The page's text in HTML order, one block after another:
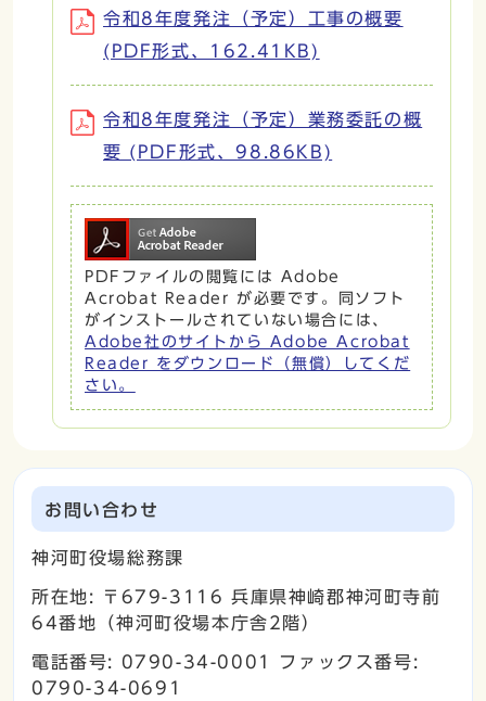
令和8年度発注（予定）工事の概要
(PDF形式、162.41KB)
令和8年度発注（予定）業務委託の概
要 (PDF形式、98.86KB)
PDFファイルの閲覧には Adobe
Acrobat Reader が必要です。同ソフト
がインストールされていない場合には、
Adobe社のサイトから Adobe Acrobat
Reader をダウンロード（無償）してくだ
さい。
お問い合わせ
神河町役場総務課
所在地: 〒679-3116 兵庫県神崎郡神河町寺前
64番地（神河町役場本庁舎2階）
電話番号: 0790-34-0001 ファックス番号:
0790-34-0691